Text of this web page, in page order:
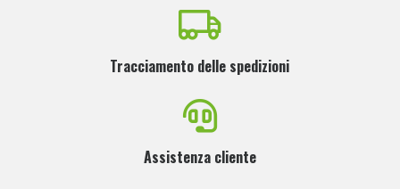
Tracciamento delle spedizioni
Assistenza cliente